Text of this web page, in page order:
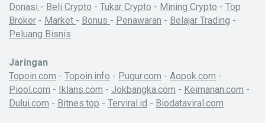
Donasi - Beli Crypto - Tukar Crypto - Mining Crypto - Top
Broker - Market - Bonus - Penawaran - Belajar Trading -
Peluang Bisnis
Jaringan
Topoin.com - Topoin.info - Pugur.com - Aopok.com -
Piool.com - Iklans.com - Jokbangka.com - Keimanan.com -
Dului.com - Bitnes.top - Terviral.id - Biodataviral.com